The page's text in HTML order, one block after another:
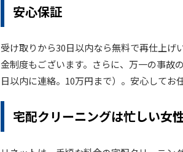
安心保証
受け取りから30日以内なら無料で再仕上げ
金制度もございます。さらに、万一の事故
日以内に連絡。10万円まで）。安心してお
宅配クリーニングは忙しい女